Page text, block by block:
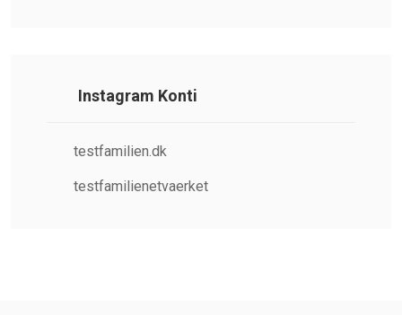
Instagram Konti
testfamilien.dk
testfamilienetvaerket